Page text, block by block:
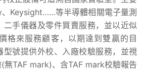
Keysight……等半導體相關電子量測
二手儀器及零件買賣服務，並以近似
格來服務顧客，以期達到雙贏的目
型號提供外校、入廠校驗服務，並視
無TAF mark)、含TAF mark校驗報告